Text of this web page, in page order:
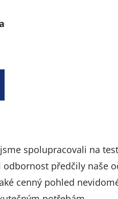
spolupracovali na
předčily naše
cenný pohled